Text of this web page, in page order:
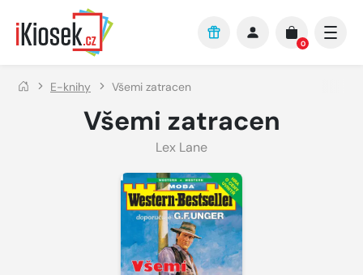
Přejít na hlavní obsah
0
E-knihy Všemi zatracen
Všemi zatracen
Lex Lane